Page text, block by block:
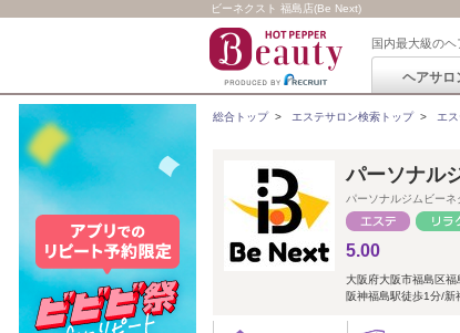
ビーネクスト 福島店(Be Next)
国内最大級の
ヘアサロ
総合トップ> エステサロン検索トップ> エ
パーソナル
パーソナルジムビーネ
5.00
大阪府大阪市福島区
阪神福島駅徒歩1分/